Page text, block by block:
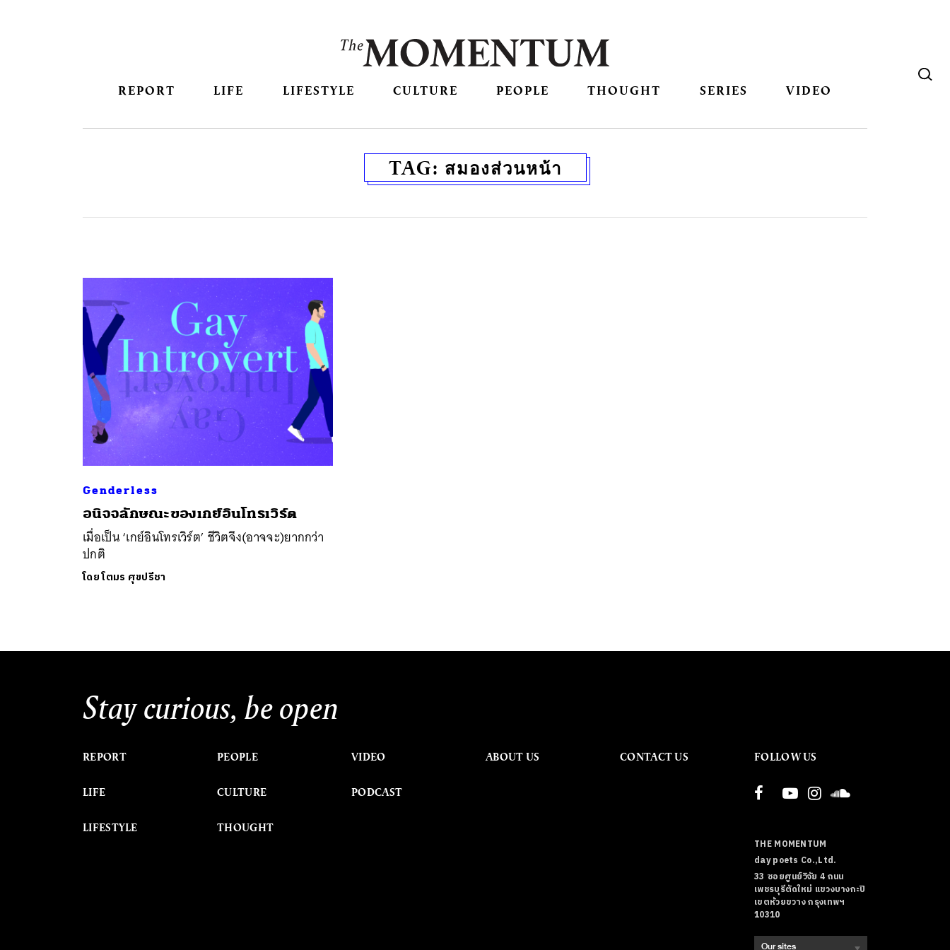
REPORT LIFE LIFESTYLE CULTURE PEOPLE THOUGHT SERIES VIDEO
TAG: สมองส่วนหน้า
Genderless
อนิจจลักษณะของเกย์อินโทรเวิร์ต
เมื่อเป็น ‘เกย์อินโทรเวิร์ต’ ชีวิตจึง(อาจจะ)ยากกว่า
ปกติ
โดยโตมร ศุขปรีชา
Stay curious, be open
REPORT
LIFE
LIFESTYLE
PEOPLE
CULTURE
THOUGHT
VIDEO
PODCAST
ABOUT US CONTACT US FOLLOW US
THE MOMENTUM
day poets Co.,Ltd.
33 ซอยศูนย์วิจัย 4 ถนน
เพชรบุรีตัดใหม่ แขวงบางกะปิ
เขตห้วยขวาง กรุงเทพฯ
10310